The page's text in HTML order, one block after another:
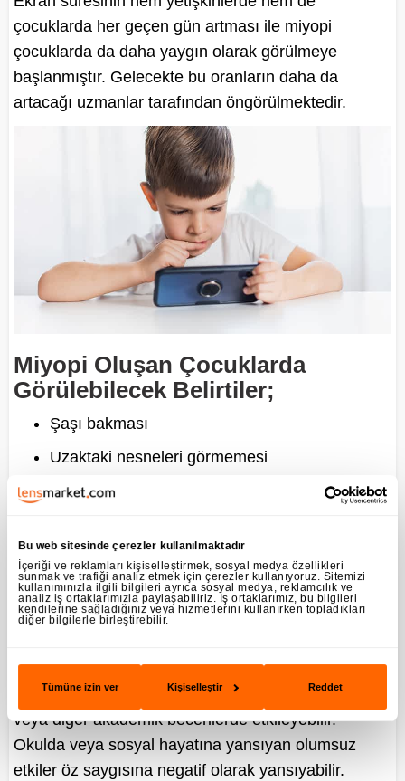
Bu web sitesinde çerezler kullanılmaktadır
İçeriği ve reklamları kişiselleştirmek, sosyal medya özellikleri
sunmak ve trafiği analiz etmek için çerezler kullanıyoruz. Sitemizi
kullanımınızla ilgili bilgileri ayrıca sosyal medya, reklamcılık ve
analiz iş ortaklarımızla paylaşabiliriz. İş ortaklarımız, bu bilgileri
kendilerine sağladığınız veya hizmetlerini kullanırken topladıkları
diğer bilgilerle birleştirebilir.
Tümüne izin ver Kişiselleştir Reddet
çocuklarda her geçen gün artması ile miyopi
çocuklarda da daha yaygın olarak görülmeye
başlanmıştır. Gelecekte bu oranların daha da
artacağı uzmanlar tarafından öngörülmektedir.
Miyopi Oluşan Çocuklarda
Görülebilecek Belirtiler;
Şaşı bakması
Uzaktaki nesneleri görmemesi
Göz kırpma sayısının artması
Televizyona yakın oturması
Okulda tahtadaki yazıları görmekte zorlanması
Miyop Olan ve Gözlük/Lens
Kullanmayan Çocuklarda;
Çocuğun düzeltilmemiş miyopluğu varsa, okuma
veya diğer akademik becerilerde etkileyebilir.
Okulda veya sosyal hayatına yansıyan olumsuz
etkiler öz saygısına negatif olarak yansıyabilir.